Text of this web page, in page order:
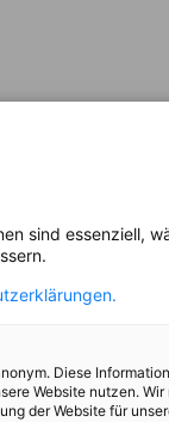
sind essenziell,
Diese
Website nutzen.
der Website für